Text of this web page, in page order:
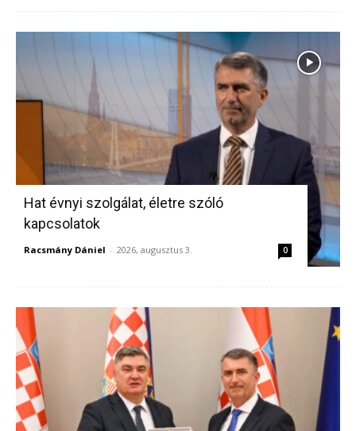
Hat évnyi szolgálat, életre szóló
kapcsolatok
Racsmány Dániel - 2026, augusztus 3. 0